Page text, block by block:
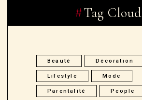
Tag Cloud
Beauté Décoration
Lifestyle Mode
Parentalité People